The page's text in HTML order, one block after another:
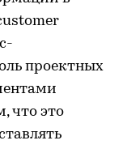
проектных
что это